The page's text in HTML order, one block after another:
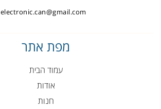
electronic.can@gmail.com
מפת אתר
עמוד הבית
אודות
חנות